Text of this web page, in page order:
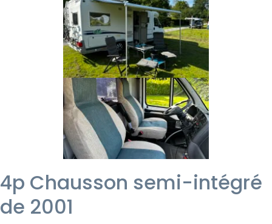
4p Chausson semi-intégré
de 2001